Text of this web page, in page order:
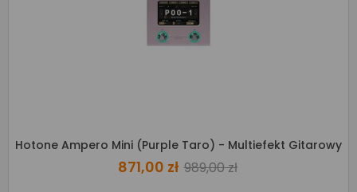
Hotone Ampero Mini (Purple Taro) - Multiefekt Gitarowy
871,00 zł 989,00 zł